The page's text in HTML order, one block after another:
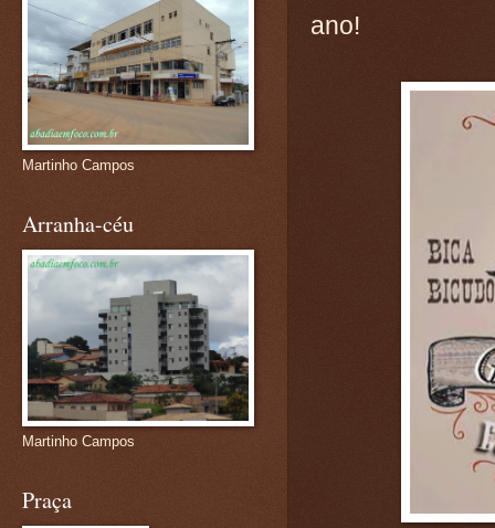
ano!
Martinho Campos
Arranha-céu
Martinho Campos
Praça